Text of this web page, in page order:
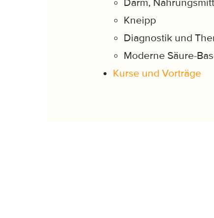
Darm,
Kneipp
Diagnostik und
Moderne Säure-
Kurse und Vorträge